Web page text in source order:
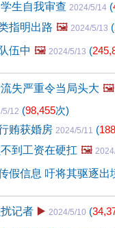
生自我审查 2024/5/14 (
指明出路 🖼️ 2024/5/13 (
伍中 🖼️ 2024/5/13 (
失严重令当局头大 🖼️
5/12 (98,455次)
贿获婚房 2024/5/11 (
到工资在硬扛 🖼️
假信息 吁将其驱逐出
记者 ▶️ 2024/5/10 (